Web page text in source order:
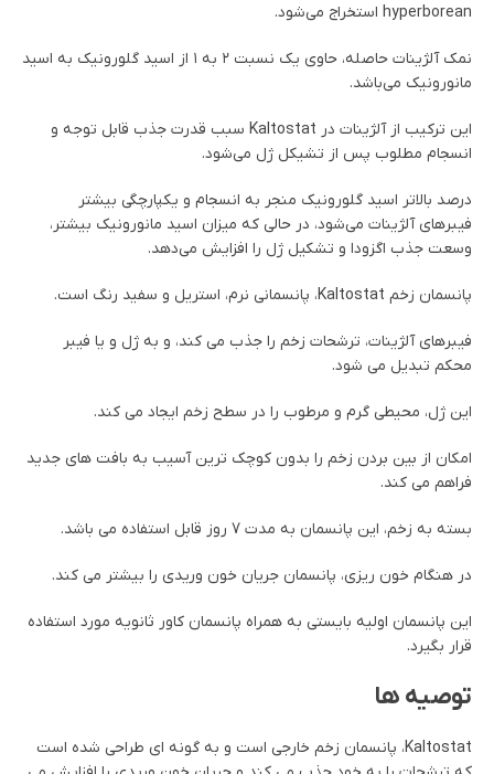
hyperborean استخراج می‌شود.
نمک آلژینات حاصله، حاوی یک نسبت ۲ به ۱ از اسید گلورونیک به اسید
مانورونیک می‌باشد.
این ترکیب از آلژینات در Kaltostat سبب قدرت جذب قابل توجه و
انسجام مطلوب پس از تشیکل ژل می‌شود.
درصد بالاتر اسید گلورونیک منجر به انسجام و یکپارچگی بیشتر
فیبرهای آلژینات می‌شود، در حالی که میزان اسید مانورونیک بیشتر،
وسعت جذب اگزودا و تشکیل ژل را افزایش می‌دهد.
پانسمان زخم Kaltostat، پانسمانی نرم، استریل و سفید رنگ است.
فیبرهای آلژینات، ترشحات زخم را جذب می کند، و به ژل و یا فیبر
محکم تبدیل می شود.
این ژل، محیطی گرم و مرطوب را در سطح زخم ایجاد می کند.
امکان از بین بردن زخم را بدون کوچک ترین آسیب به بافت های جدید
فراهم می کند.
بسته به زخم، این پانسمان به مدت 7 روز قابل استفاده می باشد.
در هنگام خون ریزی، پانسمان جریان خون وریدی را بیشتر می کند.
این پانسمان اولیه بایستی به همراه پانسمان کاور ثانویه مورد استفاده
قرار بگیرد.
توصیه ها
Kaltostat، پانسمان زخم خارجی است و به گونه ای طراحی شده است